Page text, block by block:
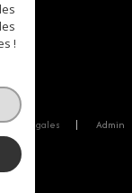
légales
Admin
!